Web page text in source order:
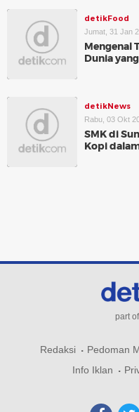
detikFood
Jumat, 31 Jan
Mengenal
Dunia
detikNews
Rabu, 03 Okt
SMK di
Kopi
part of
Redaksi Pedoman
Info Iklan